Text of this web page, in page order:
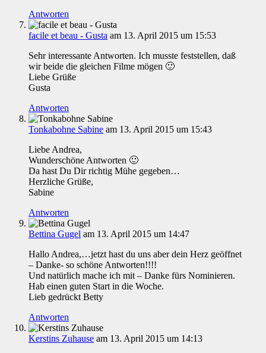
Antworten
facile et beau - Gusta am 13. April 2015 um 15:53
Sehr interessante Antworten. Ich musste feststellen, daß
wir beide die gleichen Filme mögen 🙂
Liebe Grüße
Gusta
Antworten
Tonkabohne Sabine am 13. April 2015 um 15:43
Liebe Andrea,
Wunderschöne Antworten 🙂
Da hast Du Dir richtig Mühe gegeben…
Herzliche Grüße,
Sabine
Antworten
Bettina Gugel am 13. April 2015 um 14:47
Hallo Andrea,…jetzt hast du uns aber dein Herz geöffnet
– Danke- so schöne Antworten!!!!
Und natürlich mache ich mit – Danke fürs Nominieren.
Hab einen guten Start in die Woche.
Lieb gedrückt Betty
Antworten
Kerstins Zuhause am 13. April 2015 um 14:13